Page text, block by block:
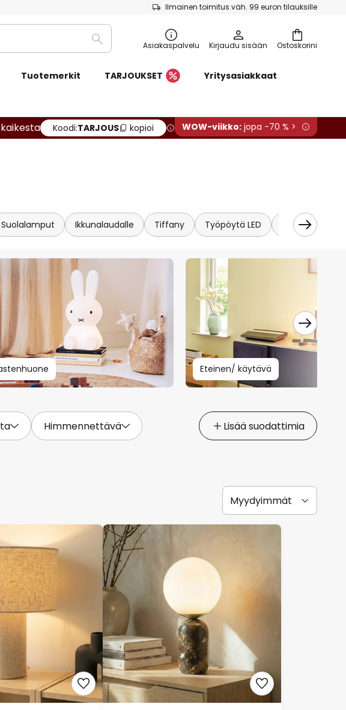
Ilmainen toimitus väh. 99 euron tilauksille
Ostoskorini
Etsi Asiakaspalvelu Kirjaudu sisään
Tuotemerkit TARJOUKSET Yritysasiakkaat
Koodi:TARJOUS kopioi WOW-viikko: jopa -70 % >
Suolalamput Ikkunalaudalle Tiffany Työpöytä LED Kristalli
Eteinen/ käytävä
Himmennettävä Lisää suodattimia